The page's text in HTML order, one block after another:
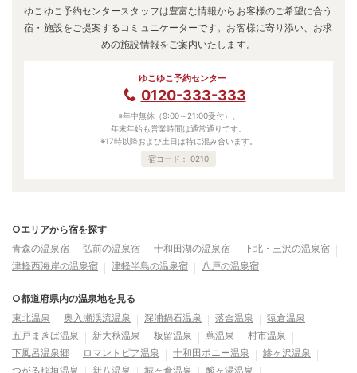
ゆこゆこ予約センタースタッフは豊富な情報からお客様のご希望に合う
宿・施設をご提案するコミュニケーターです。お客様に寄り添い、お求
めの施設情報をご案内いたします。
ゆこゆこ予約センター
0120-333-333
※年中無休（9:00～21:00受付）。
年末年始も営業時間は通常通りです。
※17時以降および土日は特に混み合います。
宿コード： 0210
○エリアから宿を探す
青森の温泉宿
弘前の温泉宿 十和田湖の温泉宿
下北・三沢の温泉宿
津軽西海岸の温泉宿
津軽半島の温泉宿 八戸の温泉宿
○都道府県内の温泉地を見る
東北温泉
奥入瀬渓流温泉 深浦鍋石温泉 落合温泉
猿倉温泉
五戸まきば温泉
新大秋温泉 板留温泉 蔦温泉
村市温泉
下風呂温泉郷
ロマントピア温泉 十和田ポニー温泉
鰺ヶ沢温泉
つがる稲垣温泉
新八温泉 城ヶ倉温泉 酸ヶ湯温泉